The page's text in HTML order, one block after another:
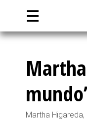
☰
Martha